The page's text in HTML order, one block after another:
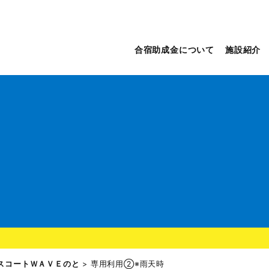
合宿助成金について 施設紹介
コートＷＡＶＥのと > 専用利用②※雨天時